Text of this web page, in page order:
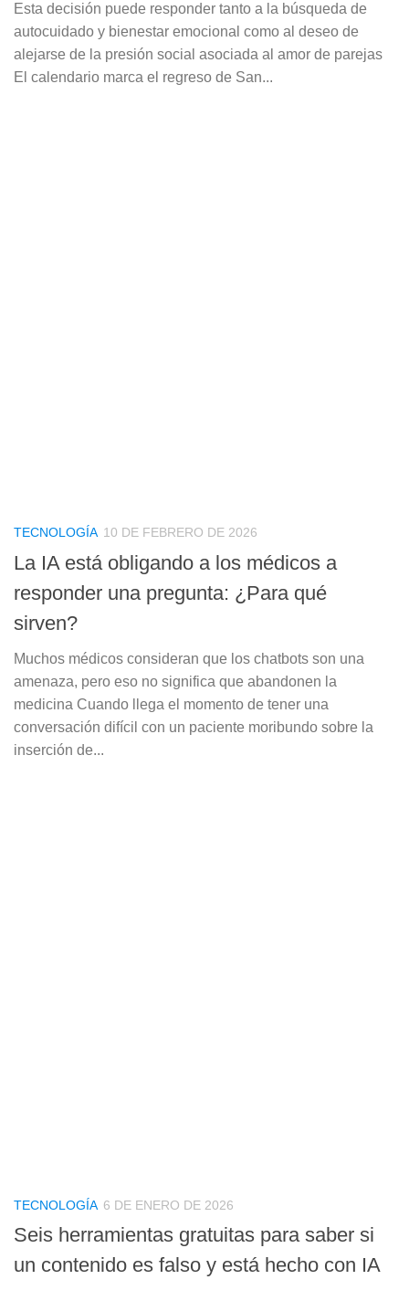
Esta decisión puede responder tanto a la búsqueda de
autocuidado y bienestar emocional como al deseo de
alejarse de la presión social asociada al amor de parejas
El calendario marca el regreso de San...
TECNOLOGÍA 10 DE FEBRERO DE 2026
La IA está obligando a los médicos a
responder una pregunta: ¿Para qué
sirven?
Muchos médicos consideran que los chatbots son una
amenaza, pero eso no significa que abandonen la
medicina Cuando llega el momento de tener una
conversación difícil con un paciente moribundo sobre la
inserción de...
TECNOLOGÍA 6 DE ENERO DE 2026
Seis herramientas gratuitas para saber si
un contenido es falso y está hecho con IA